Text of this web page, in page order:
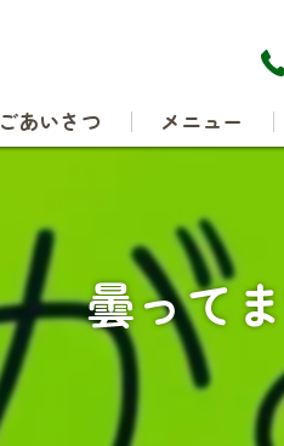
ごあいさつ メニュー
曇って